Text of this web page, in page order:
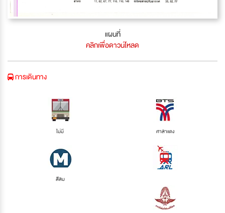
แผนที่
คลิกเพื่อดาวน์โหลด
การเดินทาง
ไม่มี ศาลาแดง
สีลม